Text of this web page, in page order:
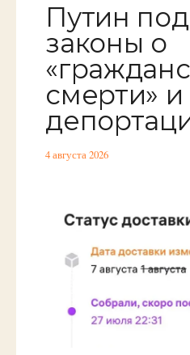
Путин
законы о
смерти» и
4 августа 2026